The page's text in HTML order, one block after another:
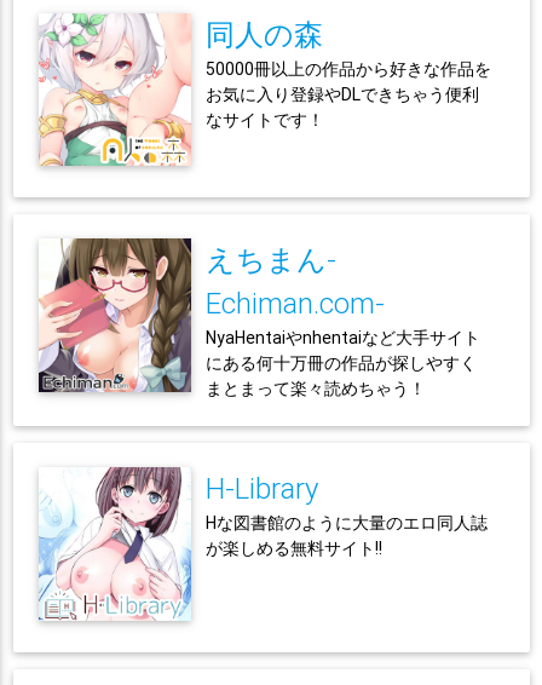
同人の森
50000冊以上の作品から好きな作品を
お気に入り登録やDLできちゃう便利
なサイトです！
えちまん-
Echiman.com-
NyaHentaiやnhentaiなど大手サイト
にある何十万冊の作品が探しやすく
まとまって楽々読めちゃう！
H-Library
Hな図書館のように大量のエロ同人誌
が楽しめる無料サイト!!